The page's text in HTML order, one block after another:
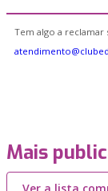
Tem algo a reclamar
Mais